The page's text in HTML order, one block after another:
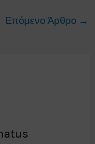
Επόμενο Άρθρο →